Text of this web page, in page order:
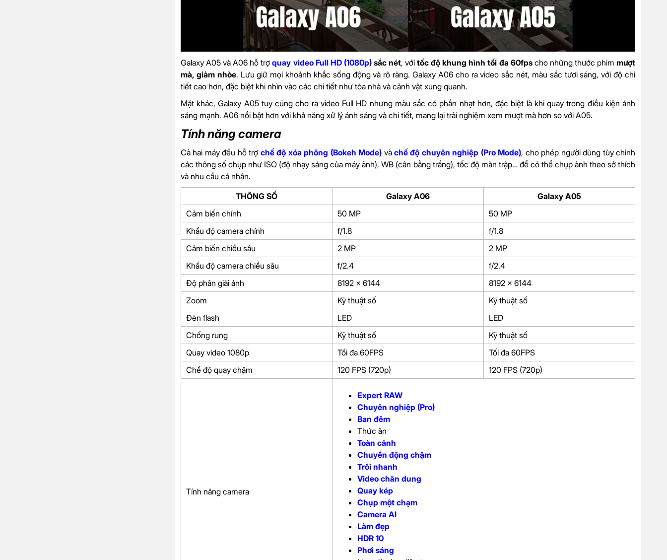
Galaxy A05 và A06 hỗ trợquay video Full HD (1080p)sắc nét, vớitốc độ khung hình tối đa 60fpscho những thước phimmượt
mà, giảm nhòe. Lưu giữ mọi khoảnh khắc sống động và rõ ràng. Galaxy A06 cho ra video sắc nét, màu sắc tươi sáng, với độ chi
tiết cao hơn, đặc biệt khi nhìn vào các chi tiết như tòa nhà và cảnh vật xung quanh.
Mặt khác, Galaxy A05 tuy cũng cho ra video Full HD nhưng màu sắc có phần nhạt hơn, đặc biệt là khi quay trong điều kiện ánh
sáng mạnh. A06 nổi bật hơn với khả năng xử lý ánh sáng và chi tiết, mang lại trải nghiệm xem mượt mà hơn so với A05.
Tính năng camera
Cả hai máy đều hỗ trợ chế độ xóa phông (Bokeh Mode) và chế độ chuyên nghiệp (Pro Mode), cho phép người dùng tùy chỉnh
các thông số chụp như ISO (độ nhạy sáng của máy ảnh), WB (cân bằng trắng), tốc độ màn trập… để có thể chụp ảnh theo sở thích
và nhu cầu cá nhân.
THÔNG SỐ
Galaxy A06
Galaxy A05
Cảm biến chính
50 MP
50 MP
Khẩu độ camera chính
f/1.8
f/1.8
Cảm biến chiều sâu
2 MP
2 MP
Khẩu độ camera chiều sâu
f/2.4
f/2.4
Độ phân giải ảnh
8192 x 6144
8192 x 6144
Zoom
Kỹ thuật số
Kỹ thuật số
Đèn flash
LED
LED
Chống rung
Kỹ thuật số
Kỹ thuật số
Quay video 1080p
Tối đa 60FPS
Tối đa 60FPS
Chế độ quay chậm
120 FPS (720p) 120 FPS (720p)
Tính năng camera
Expert RAW
Chuyên nghiệp (Pro)
Ban đêm
Thức ăn
Toàn cảnh
Chuyển động chậm
Trôi nhanh
Video chân dung
Quay kép
Chụp một chạm
Camera AI
Làm đẹp
HDR 10
Phơi sáng